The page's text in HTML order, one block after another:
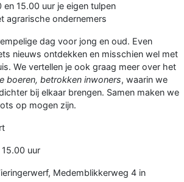
en 15.00 uur je eigen tulpen
agrarische ondernemers
dag voor jong en oud. Even
nieuws ontdekken en misschien wel met
We vertellen je ook graag meer over het
boeren, betrokken inwoners, waarin we
bij elkaar brengen. Samen maken we
op mogen zijn.
uur
Medemblikkerweg 4 in